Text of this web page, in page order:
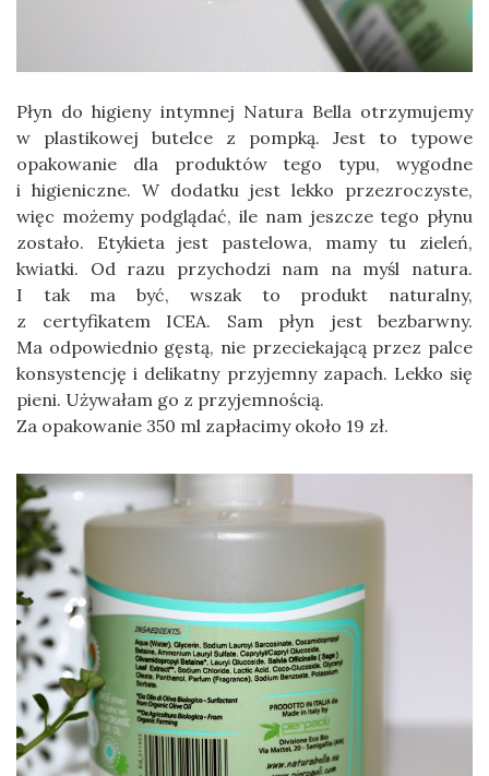
Płyn do higieny intymnej Natura Bella otrzymujemy
w plastikowej butelce z pompką. Jest to typowe
opakowanie dla produktów tego typu, wygodne
i higieniczne. W dodatku jest lekko przezroczyste,
więc możemy podglądać, ile nam jeszcze tego płynu
zostało. Etykieta jest pastelowa, mamy tu zieleń,
kwiatki. Od razu przychodzi nam na myśl natura.
I tak ma być, wszak to produkt naturalny,
z certyfikatem ICEA. Sam płyn jest bezbarwny.
Ma odpowiednio gęstą, nie przeciekającą przez palce
konsystencję i delikatny przyjemny zapach. Lekko się
pieni. Używałam go z przyjemnością.
Za opakowanie 350 ml zapłacimy około 19 zł.